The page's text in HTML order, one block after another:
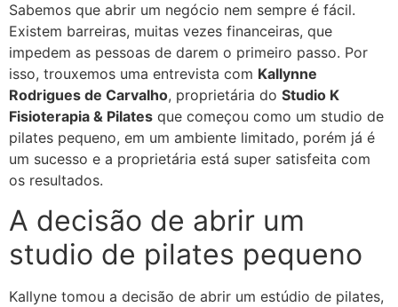
Sabemos que abrir um negócio nem sempre é fácil.
Existem barreiras, muitas vezes financeiras, que
impedem as pessoas de darem o primeiro passo. Por
isso, trouxemos uma entrevista com Kallynne
Rodrigues de Carvalho, proprietária do Studio K
Fisioterapia & Pilates que começou como um studio de
pilates pequeno, em um ambiente limitado, porém já é
um sucesso e a proprietária está super satisfeita com
os resultados.
A decisão de abrir um
studio de pilates pequeno
Kallyne tomou a decisão de abrir um estúdio de pilates,